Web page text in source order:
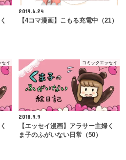
2019.6.24
【4コマ漫画】こもる充電中（21）
セイ コミックエッセイ
2018.9.9
【エッセイ漫画】アラサー主婦く
ま子のふがいない日常（50）